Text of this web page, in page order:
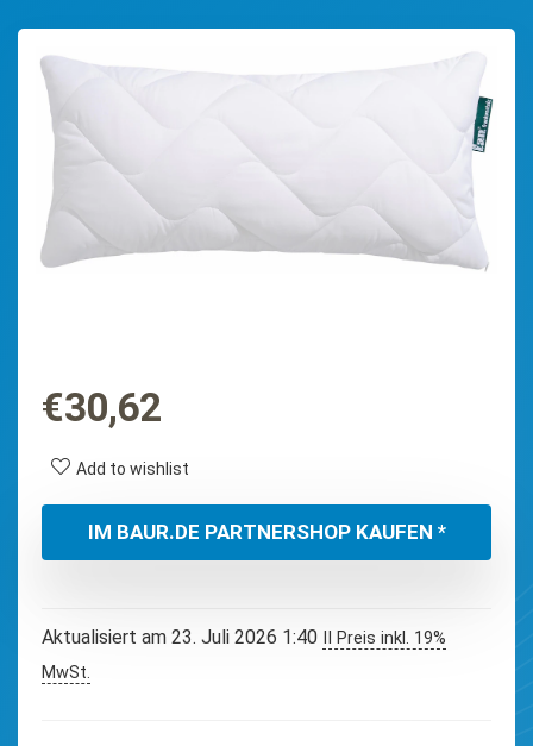
€30,62
Add to wishlist
IM BAUR.DE PARTNERSHOP KAUFEN *
Aktualisiert am 23. Juli 2026 1:40
II Preis inkl. 19%
MwSt.